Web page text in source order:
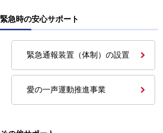
緊急時の安心サポート
緊急通報装置（体制）の設置
愛の一声運動推進事業